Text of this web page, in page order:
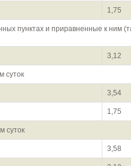
1,75
пунктах и приравненные к ним
3,12
суток
3,54
1,75
суток
3,58